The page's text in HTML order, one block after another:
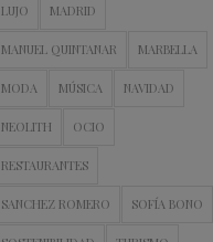
LUJO MADRID
MANUEL QUINTANAR MARBELLA
MODA MÚSICA NAVIDAD
NEOLITH OCIO
RESTAURANTES
SANCHEZ ROMERO SOFÍA BONO